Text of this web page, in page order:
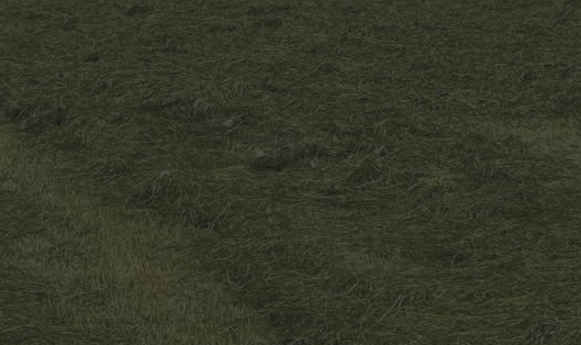
als die "Gladbacher Feuerversicherungs-Gesellschaft" 75,00 Mark für die
Gründung der Wehr, da zum Zeitpunkt des Großbrands am 16. Oktober 1890 in
in Kommern die zweitälteste im Stadtgebiet Mechernich.
einer schwierigen Lage, da nur wenige Mitglieder den Brandschutz
der Feuerwehr vorzunehmen.
1970er–1980er Jahren wichtige Fortschritte erzielt. In dieser Zeit wurde das